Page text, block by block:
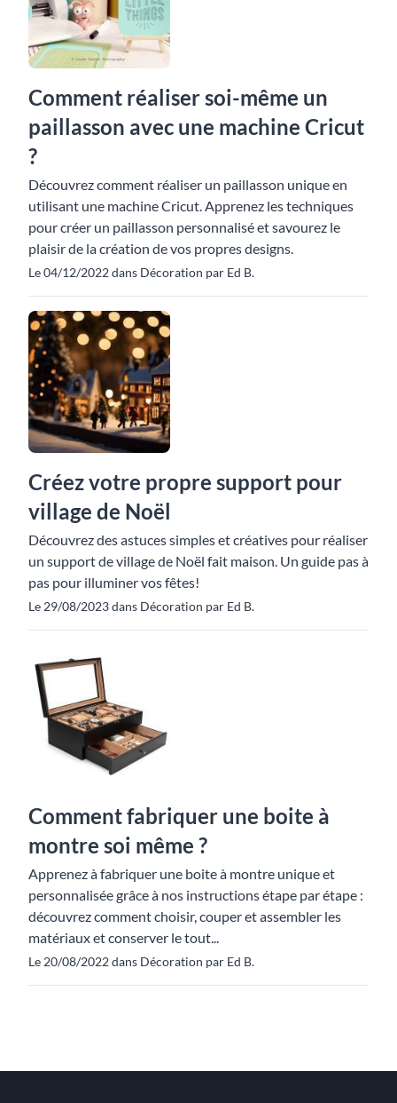
Comment réaliser soi-même un
paillasson avec une machine Cricut
?
Découvrez comment réaliser un paillasson unique en
utilisant une machine Cricut. Apprenez les techniques
pour créer un paillasson personnalisé et savourez le
plaisir de la création de vos propres designs.
Le 04/12/2022 dans Décoration par Ed B.
Créez votre propre support pour
village de Noël
Découvrez des astuces simples et créatives pour réaliser
un support de village de Noël fait maison. Un guide pas à
pas pour illuminer vos fêtes!
Le 29/08/2023 dans Décoration par Ed B.
Comment fabriquer une boite à
montre soi même ?
Apprenez à fabriquer une boite à montre unique et
personnalisée grâce à nos instructions étape par étape :
découvrez comment choisir, couper et assembler les
matériaux et conserver le tout...
Le 20/08/2022 dans Décoration par Ed B.